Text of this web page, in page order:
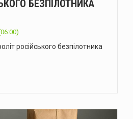
БЕЗПІЛОТНИКА
російського безпілотника